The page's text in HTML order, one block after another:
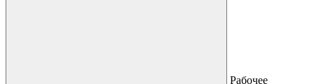
Рабочее